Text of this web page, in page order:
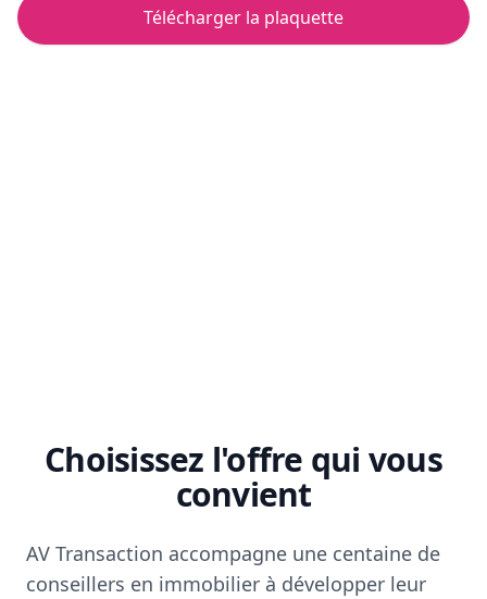
Télécharger la plaquette
Choisissez l'offre qui vous
convient
AV Transaction accompagne une centaine de
conseillers en immobilier à développer leur